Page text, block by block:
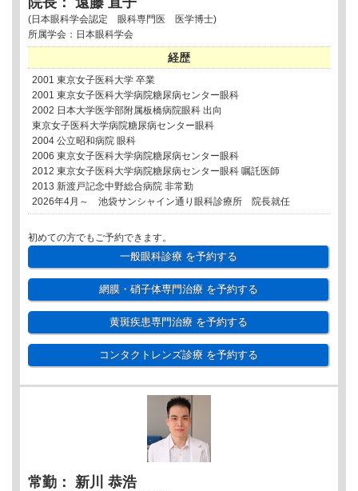
(日本眼科学会認定 眼科専門医 医学博士)
所属学会：日本眼科学会
経歴
2001 東京女子医科大学 卒業
2001 東京女子医科大学病院糖尿病センター眼科
2002 日本大学医学部附属板橋病院眼科 出向
東京女子医科大学病院糖尿病センター眼科
2004 公立昭和病院 眼科
2006 東京女子医科大学病院糖尿病センター眼科
2012 東京女子医科大学病院糖尿病センター眼科 嘱託医師
2013 新渡戸記念中野総合病院 非常勤
2026年4月～ 池袋サンシャイン通り眼科診療所 院長就任
初めての方でもご予約できます。
一般眼科診療を予約する
網膜・硝子体専門治療を予約する
黄斑疾患専門治療を予約する
コンタクトレンズ診療を予約する
常勤： 新川 恭浩